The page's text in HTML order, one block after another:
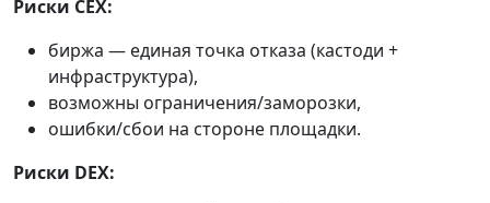
Риски CEX:
биржа — единая точка отказа (кастоди +
инфраструктура),
возможны ограничения/заморозки,
ошибки/сбои на стороне площадки.
Риски DEX: